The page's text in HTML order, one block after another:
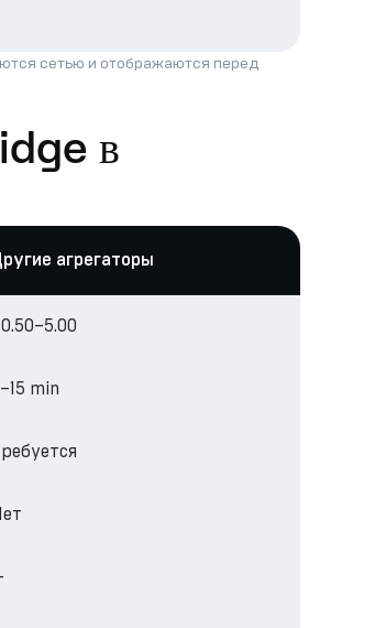
сетью и отображаются перед
в
агрегаторы
min